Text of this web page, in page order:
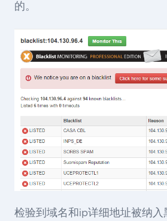
的。
检验到域名和ip详细地址被纳入